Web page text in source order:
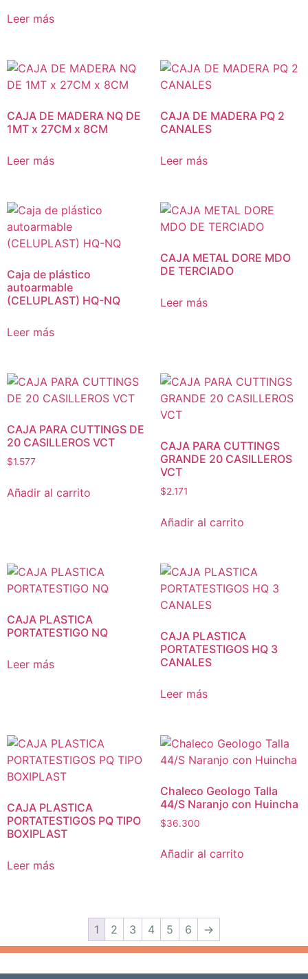
Leer más
CAJA DE MADERA NQ DE
1MT x 27CM x 8CM
Leer más
CAJA DE MADERA PQ 2
CANALES
Leer más
Caja de plástico
autoarmable
(CELUPLAST) HQ-NQ
Leer más
CAJA METAL DORE MDO
DE TERCIADO
Leer más
CAJA PARA CUTTINGS DE
20 CASILLEROS VCT
$1.577
Añadir al carrito
CAJA PARA CUTTINGS
GRANDE 20 CASILLEROS
VCT
$2.171
Añadir al carrito
CAJA PLASTICA
PORTATESTIGO NQ
Leer más
CAJA PLASTICA
PORTATESTIGOS HQ 3
CANALES
Leer más
CAJA PLASTICA
PORTATESTIGOS PQ TIPO
BOXIPLAST
Leer más
Chaleco Geologo Talla
44/S Naranjo con Huincha
$36.300
Añadir al carrito
1 2 3 4 5 6 →